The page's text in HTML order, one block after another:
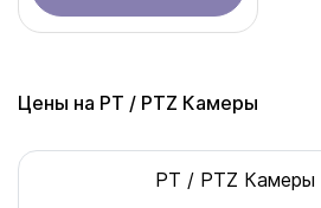
Цены на PT / PTZ Камеры
PT / PTZ Камеры